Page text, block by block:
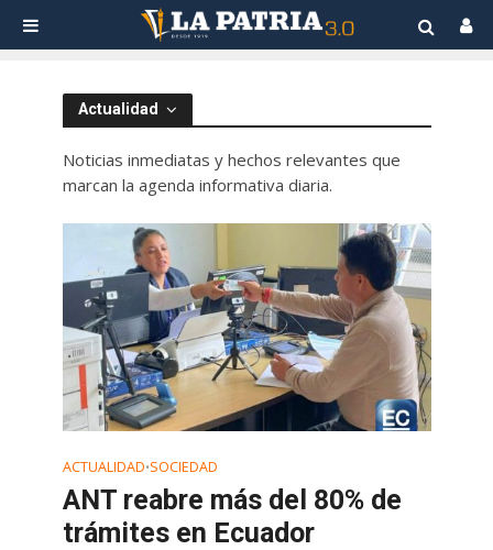
Actualidad
Noticias inmediatas y hechos relevantes que
marcan la agenda informativa diaria.
ACTUALIDAD•SOCIEDAD
ANT reabre más del 80% de
trámites en Ecuador